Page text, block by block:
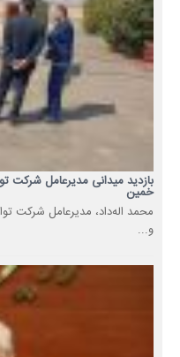
بازدید میدانی مدیرعامل شرکت
خمین
محمد اله‌داد، مدیرعامل شرکت
و...